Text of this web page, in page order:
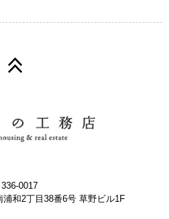
0017
和2丁目38番6号 草野ビル1F